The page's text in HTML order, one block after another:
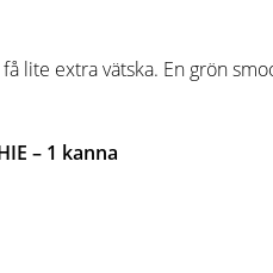
lite extra vätska. En grön
– 1 kanna